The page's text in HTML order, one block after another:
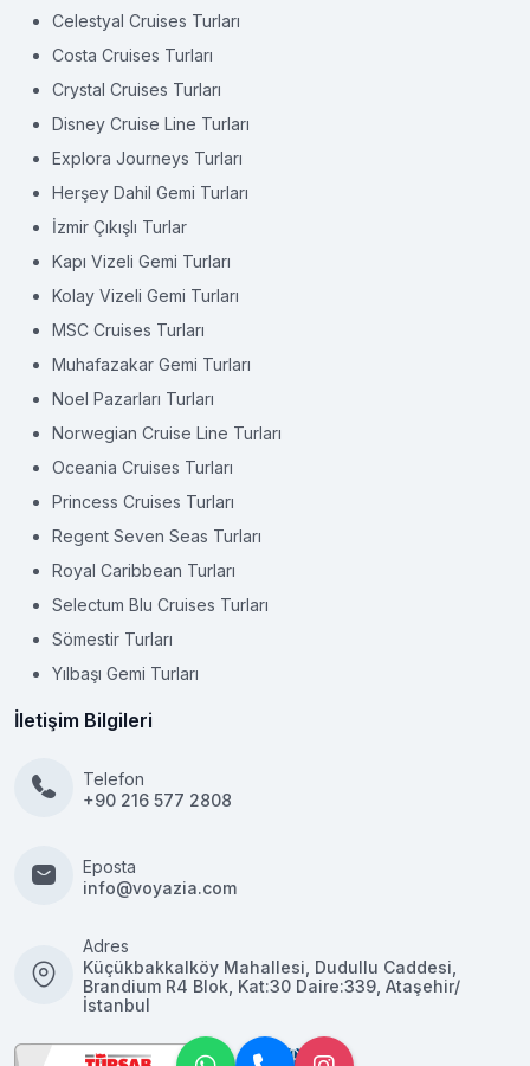
Celestyal Cruises Turları
Costa Cruises Turları
Crystal Cruises Turları
Disney Cruise Line Turları
Explora Journeys Turları
Herşey Dahil Gemi Turları
İzmir Çıkışlı Turlar
Kapı Vizeli Gemi Turları
Kolay Vizeli Gemi Turları
MSC Cruises Turları
Muhafazakar Gemi Turları
Noel Pazarları Turları
Norwegian Cruise Line Turları
Oceania Cruises Turları
Princess Cruises Turları
Regent Seven Seas Turları
Royal Caribbean Turları
Selectum Blu Cruises Turları
Sömestir Turları
Yılbaşı Gemi Turları
İletişim Bilgileri
Telefon
+90 216 577 2808
Eposta
info@voyazia.com
Adres
Küçükbakkalköy Mahallesi, Dudullu Caddesi,
Brandium R4 Blok, Kat:30 Daire:339, Ataşehir/
İstanbul